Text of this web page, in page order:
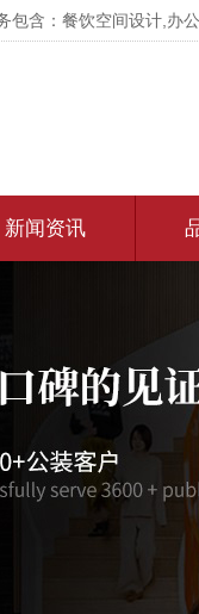
含：餐饮空间设计,办
新闻资讯